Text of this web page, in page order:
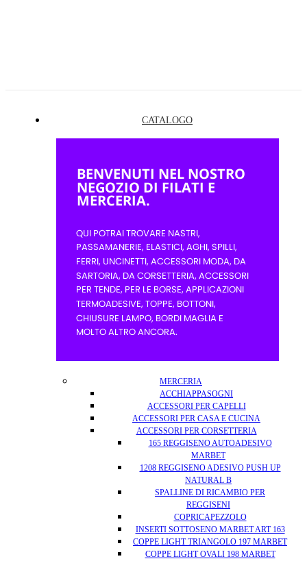
CATALOGO
MERCERIA
ACCHIAPPASOGNI
ACCESSORI PER CAPELLI
ACCESSORI PER CASA E CUCINA
ACCESSORI PER CORSETTERIA
165 REGGISENO AUTOADESIVO
MARBET
1208 REGGISENO ADESIVO PUSH UP
NATURAL B
SPALLINE DI RICAMBIO PER
REGGISENI
COPRICAPEZZOLO
INSERTI SOTTOSENO MARBET ART 163
COPPE LIGHT TRIANGOLO 197 MARBET
COPPE LIGHT OVALI 198 MARBET